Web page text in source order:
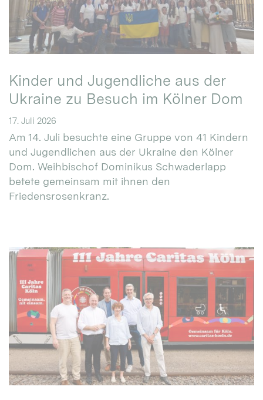
Kinder und Jugendliche aus der
Ukraine zu Besuch im Kölner Dom
17. Juli 2026
Am 14. Juli besuchte eine Gruppe von 41 Kindern
und Jugendlichen aus der Ukraine den Kölner
Dom. Weihbischof Dominikus Schwaderlapp
betete gemeinsam mit ihnen den
Friedensrosenkranz.